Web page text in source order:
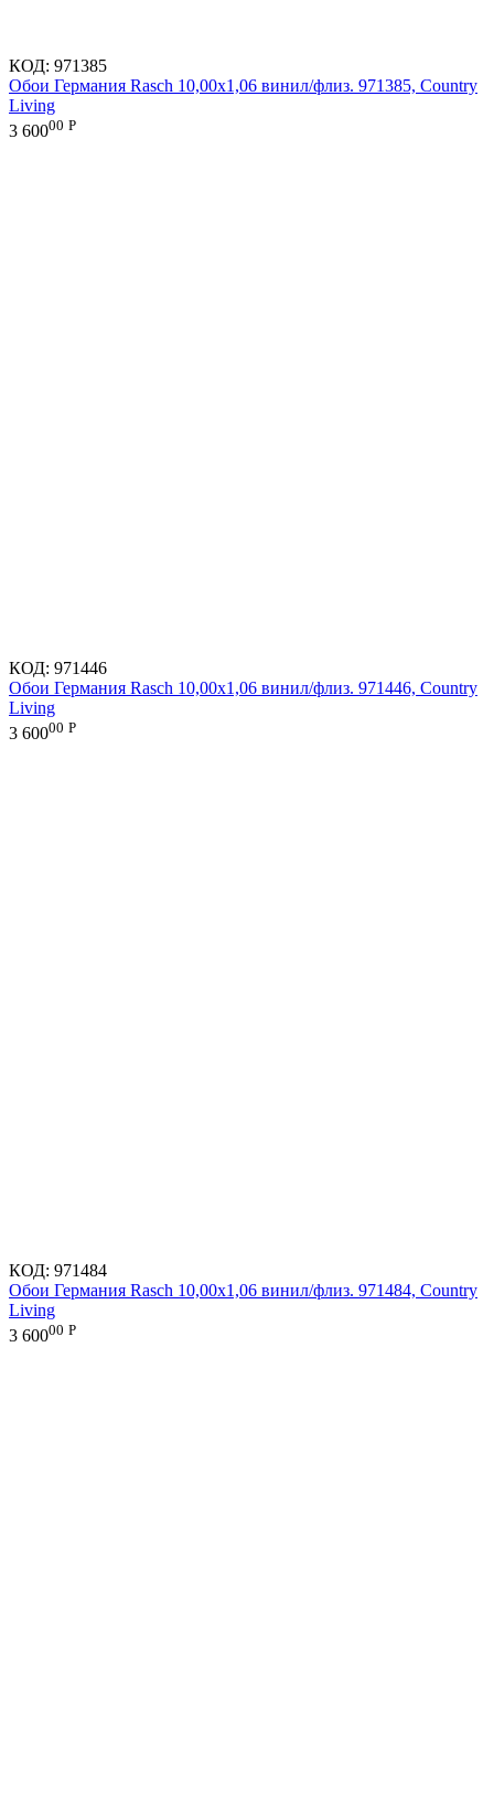
КОД: 971385
Обои Германия Rasch 10,00x1,06 винил/флиз. 971385, Country
Living
3 60000 Р
КОД: 971446
Обои Германия Rasch 10,00x1,06 винил/флиз. 971446, Country
Living
3 60000 Р
КОД: 971484
Обои Германия Rasch 10,00x1,06 винил/флиз. 971484, Country
Living
3 60000 Р